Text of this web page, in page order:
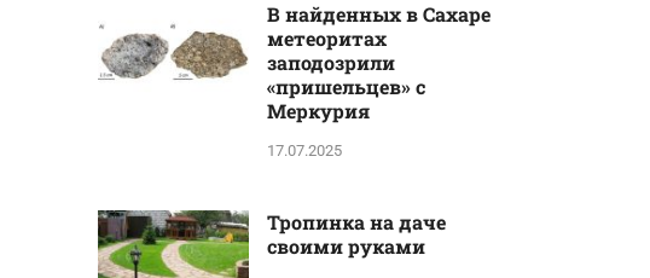
В найденных в Сахаре
метеоритах
заподозрили
«пришельцев» с
Меркурия
17.07.2025
Тропинка на даче
своими руками